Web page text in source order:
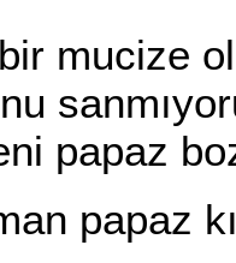
papaz